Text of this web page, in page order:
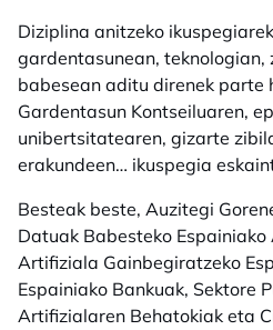
Diziplina anitzeko
gardentasunean,
babesean aditu direnek parte
Gardentasun Kontseiluaren,
unibertsitatearen, gizarte
erakundeen… ikuspegia
Besteak beste, Auzitegi
Datuak Babesteko
Artifiziala Gainbegiratzeko
Espainiako Bankuak, Sektore
Artifizialaren Behatokiak eta